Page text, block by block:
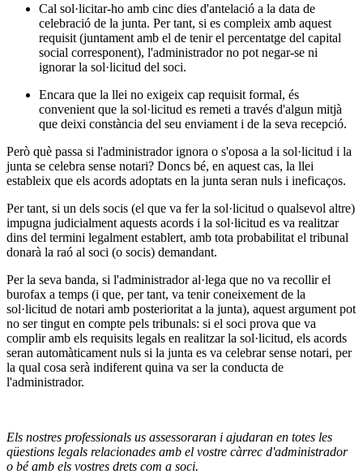
Cal sol·licitar-ho amb cinc dies d'antelació a la data de
celebració de la junta. Per tant, si es compleix amb aquest
requisit (juntament amb el de tenir el percentatge del capital
social corresponent), l'administrador no pot negar-se ni
ignorar la sol·licitud del soci.
Encara que la llei no exigeix cap requisit formal, és
convenient que la sol·licitud es remeti a través d'algun mitjà
que deixi constància del seu enviament i de la seva recepció.
Però què passa si l'administrador ignora o s'oposa a la sol·licitud i la
junta se celebra sense notari? Doncs bé, en aquest cas, la llei
estableix que els acords adoptats en la junta seran nuls i ineficaços.
Per tant, si un dels socis (el que va fer la sol·licitud o qualsevol altre)
impugna judicialment aquests acords i la sol·licitud es va realitzar
dins del termini legalment establert, amb tota probabilitat el tribunal
donarà la raó al soci (o socis) demandant.
Per la seva banda, si l'administrador al·lega que no va recollir el
burofax a temps (i que, per tant, va tenir coneixement de la
sol·licitud de notari amb posterioritat a la junta), aquest argument pot
no ser tingut en compte pels tribunals: si el soci prova que va
complir amb els requisits legals en realitzar la sol·licitud, els acords
seran automàticament nuls si la junta es va celebrar sense notari, per
la qual cosa serà indiferent quina va ser la conducta de
l'administrador.
Els nostres professionals us assessoraran i ajudaran en totes les
qüestions legals relacionades amb el vostre càrrec d'administrador
o bé amb els vostres drets com a soci.